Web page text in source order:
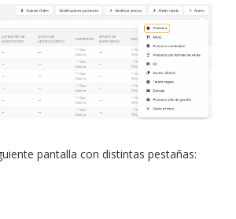
pantalla con distintas pestañas: